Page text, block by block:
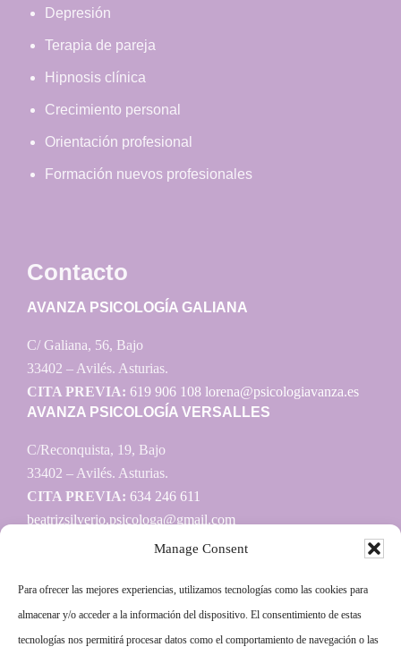
Manage Consent
Para ofrecer las mejores experiencias, utilizamos tecnologías como las cookies para
almacenar y/o acceder a la información del dispositivo. El consentimiento de estas
tecnologías nos permitirá procesar datos como el comportamiento de navegación o las
Depresión
Terapia de pareja
Hipnosis clínica
Crecimiento personal
Orientación profesional
Formación nuevos profesionales
Contacto
AVANZA PSICOLOGÍA GALIANA
C/ Galiana, 56, Bajo
33402 – Avilés. Asturias.
CITA PREVIA: 619 906 108 lorena@psicologiavanza.es
AVANZA PSICOLOGÍA VERSALLES
C/Reconquista, 19, Bajo
33402 – Avilés. Asturias.
CITA PREVIA: 634 246 611
beatrizsilverio.psicologa@gmail.com
Información